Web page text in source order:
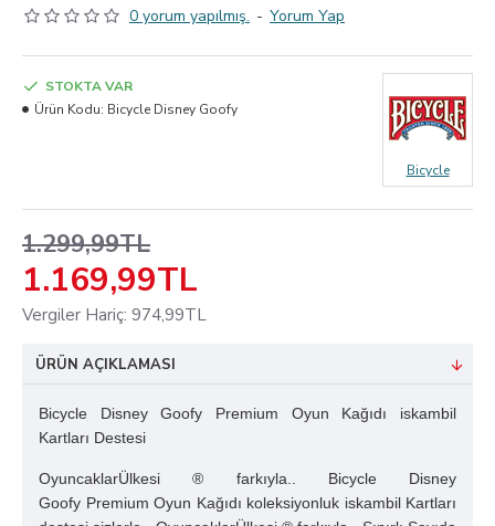
0 yorum yapılmış. - Yorum Yap
1.169,99TL
1.299,99TL
Vergiler Hariç: 974,99TL
STOKTA VAR
Ürün Kodu: Bicycle Disney Goofy
Bicycle
ÜRÜN AÇIKLAMASI
Bicycle Disney Goofy Premium Oyun Kağıdı iskambil
Kartları Destesi
OyuncaklarÜlkesi ® farkıyla.. Bicycle Disney
Goofy Premium Oyun Kağıdı koleksiyonluk iskambil Kartları